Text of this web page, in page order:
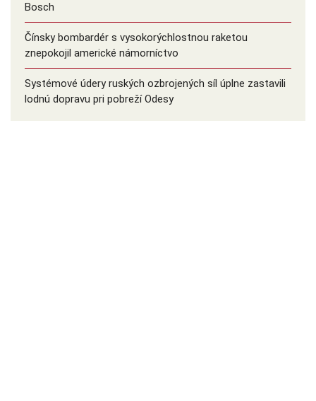
Bosch
Čínsky bombardér s vysokorýchlostnou raketou
znepokojil americké námorníctvo
Systémové údery ruských ozbrojených síl úplne zastavili
lodnú dopravu pri pobreží Odesy